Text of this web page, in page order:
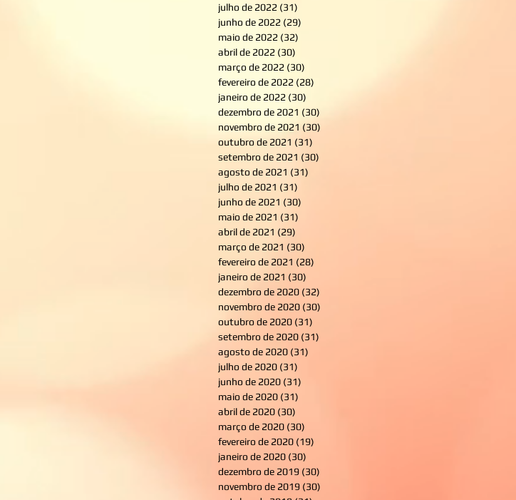
julho de 2022 (31)
junho de 2022 (29)
maio de 2022 (32)
abril de 2022 (30)
março de 2022 (30)
fevereiro de 2022 (28)
janeiro de 2022 (30)
dezembro de 2021 (30)
novembro de 2021 (30)
outubro de 2021 (31)
setembro de 2021 (30)
agosto de 2021 (31)
julho de 2021 (31)
junho de 2021 (30)
maio de 2021 (31)
abril de 2021 (29)
março de 2021 (30)
fevereiro de 2021 (28)
janeiro de 2021 (30)
dezembro de 2020 (32)
novembro de 2020 (30)
outubro de 2020 (31)
setembro de 2020 (31)
agosto de 2020 (31)
julho de 2020 (31)
junho de 2020 (31)
maio de 2020 (31)
abril de 2020 (30)
março de 2020 (30)
fevereiro de 2020 (19)
janeiro de 2020 (30)
dezembro de 2019 (30)
novembro de 2019 (30)